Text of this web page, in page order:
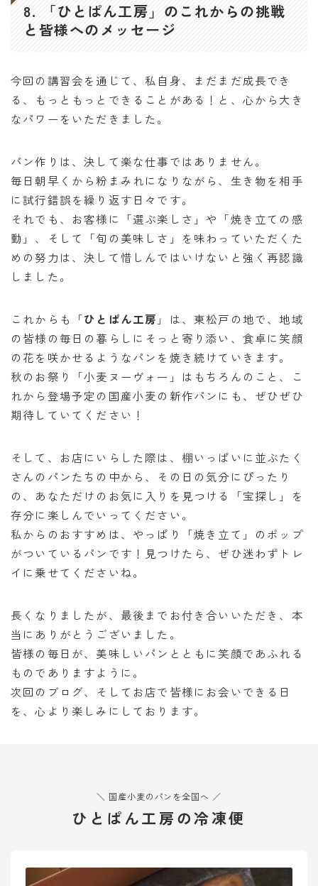
8. 「ひとぱん工房」のこれからの挑戦
と皆様へのメッセージ
今回の講習会を通じて、私自身、まだまだ成長でき
る、もっともっとできることがある！と、心から大き
なパワーをいただきました。
パン作りは、決して楽な仕事ではありません。
毎日朝早くから粉まみれになりながら、生き物を相手
に試行錯誤を繰り返す日々です。
それでも、お客様に「選ぶ楽しさ」や「焼き立ての感
動」、そして「旬の美味しさ」を味わっていただくた
めの努力は、決して惜しんではいけないと強く再認識
しました。
これからも「ひとぱん工房 」は、東松戸の地で、地域
の皆様の毎日の暮らしにそっと寄り添い、食卓に笑顔
の花を咲かせるようなパンを焼き続けていきます。
秋のお祭り「小麦ヌーヴォー」はもちろんのこと、こ
れから登場予定の国産小麦の新作パンにも、ぜひぜひ
期待していてください！
そして、お店にいらした際は、棚いっぱいに並ぶたく
さんのパンたちの中から、その日の気分にぴったり
の、あなただけのお気に入りを見つける「宝探し」を
存分に楽しんでいってください。
私からのおすすめは、やっぱり「焼き立て」のポップ
がついているパンです！見つけたら、ぜひ迷わずトレ
イに乗せてくださいね。
長くなりましたが、最後までお付き合いいただき、本
当にありがとうございました。
皆様の毎日が、美味しいパンとともに笑顔であふれる
ものでありますように。
次回のブログ、そしてお店で皆様にお会いできる日
を、心より楽しみにしております。
＼ 国産小麦のパンを全国へ ／
ひとぱん工房の冷凍便